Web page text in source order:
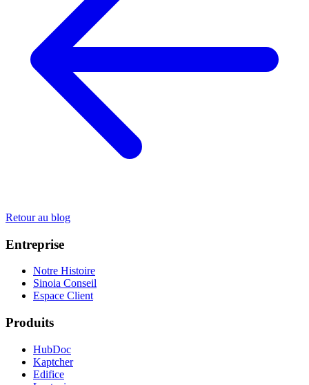
Retour au blog
Entreprise
Notre Histoire
Sinoia Conseil
Espace Client
Produits
HubDoc
Kaptcher
Edifice